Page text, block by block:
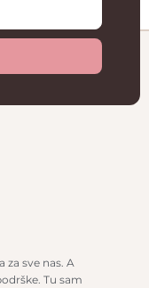
za sve nas. A
Tu sam